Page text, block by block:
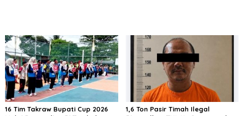
16 Tim Takraw Bupati Cup 2026
1,6 Ton Pasir Timah Ilegal